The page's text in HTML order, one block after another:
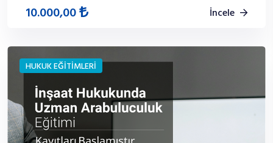
10.000,00 İncele
HUKUK EĞİTİMLERİ